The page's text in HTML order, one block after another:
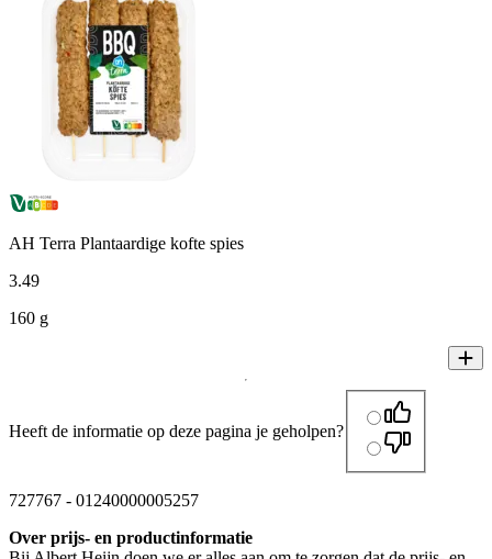
AH Terra Plantaardige kofte spies
3.49
160 g
Heeft de informatie op deze pagina je geholpen?
727767 - 01240000005257
Over prijs- en productinformatie